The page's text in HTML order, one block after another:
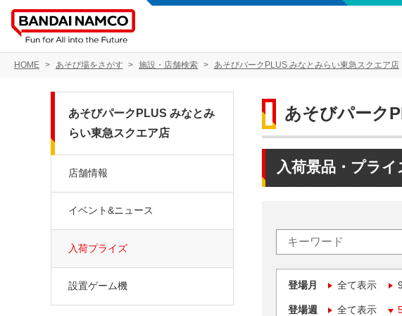
HOME あそび場をさがす 施設・店舗検索 あそびパークPLUS みなとみらい東急スクエア店
あそびパーク
入荷景品・プライ
登場月 全て表示
登場週 全て表示
あそびパークPLUS みなとみ
らい東急スクエア店
店舗情報
イベント&ニュース
入荷プライズ
設置ゲーム機